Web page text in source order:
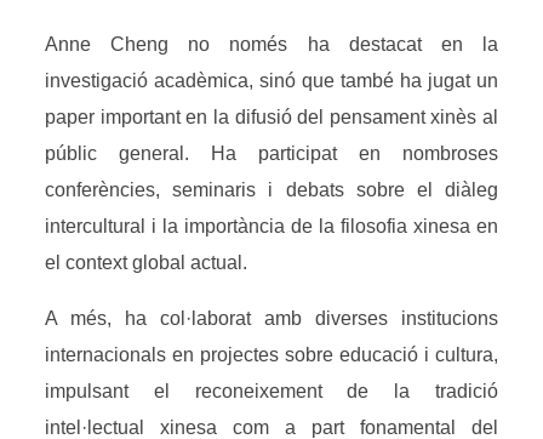
Anne Cheng no només ha destacat en la
investigació acadèmica, sinó que també ha jugat un
paper important en la difusió del pensament xinès al
públic general. Ha participat en nombroses
conferències, seminaris i debats sobre el diàleg
intercultural i la importància de la filosofia xinesa en
el context global actual.
A més, ha col·laborat amb diverses institucions
internacionals en projectes sobre educació i cultura,
impulsant el reconeixement de la tradició
intel·lectual xinesa com a part fonamental del